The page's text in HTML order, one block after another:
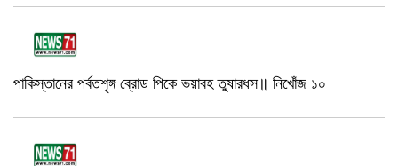
পাকিস্তানের পর্বতশৃঙ্গ ব্রোড পিকে ভয়াবহ তুষারধস॥ নিখোঁজ ১০